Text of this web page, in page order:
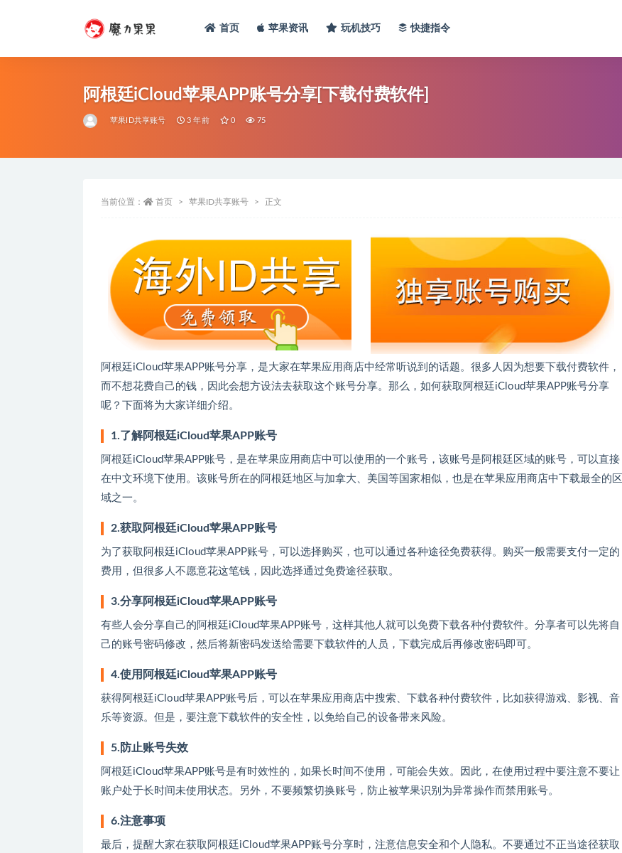
首页 苹果资讯 玩机技巧 快捷指令
阿根廷iCloud苹果APP账号分享[下载付费软件]
苹果ID共享账号 3 年前 0 75
当前位置： 首页 苹果ID共享账号 正文
阿根廷iCloud苹果APP账号分享，是大家在苹果应用商店中经常听说到的话题。很多人因为想要下载付费软件，
而不想花费自己的钱，因此会想方设法去获取这个账号分享。那么，如何获取阿根廷iCloud苹果APP账号分享
呢？下面将为大家详细介绍。
1.了解阿根廷iCloud苹果APP账号
阿根廷iCloud苹果APP账号，是在苹果应用商店中可以使用的一个账号，该账号是阿根廷区域的账号，可以直接
在中文环境下使用。该账号所在的阿根廷地区与加拿大、美国等国家相似，也是在苹果应用商店中下载最全的区
域之一。
2.获取阿根廷iCloud苹果APP账号
为了获取阿根廷iCloud苹果APP账号，可以选择购买，也可以通过各种途径免费获得。购买一般需要支付一定的
费用，但很多人不愿意花这笔钱，因此选择通过免费途径获取。
3.分享阿根廷iCloud苹果APP账号
有些人会分享自己的阿根廷iCloud苹果APP账号，这样其他人就可以免费下载各种付费软件。分享者可以先将自
己的账号密码修改，然后将新密码发送给需要下载软件的人员，下载完成后再修改密码即可。
4.使用阿根廷iCloud苹果APP账号
获得阿根廷iCloud苹果APP账号后，可以在苹果应用商店中搜索、下载各种付费软件，比如获得游戏、影视、音
乐等资源。但是，要注意下载软件的安全性，以免给自己的设备带来风险。
5.防止账号失效
阿根廷iCloud苹果APP账号是有时效性的，如果长时间不使用，可能会失效。因此，在使用过程中要注意不要让
账户处于长时间未使用状态。另外，不要频繁切换账号，防止被苹果识别为异常操作而禁用账号。
6.注意事项
最后，提醒大家在获取阿根廷iCloud苹果APP账号分享时，注意信息安全和个人隐私。不要通过不正当途径获取